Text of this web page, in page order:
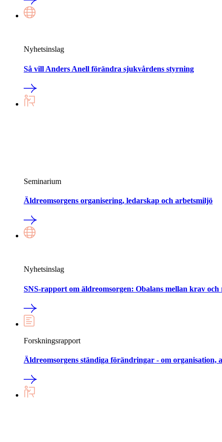
Nyhetsinslag
Så vill Anders Anell förändra sjukvårdens styrning
Seminarium
Äldreomsorgens organisering, ledarskap och arbetsmiljö
Nyhetsinslag
SNS-rapport om äldreomsorgen: Obalans mellan krav
Forskningsrapport
Äldreomsorgens ständiga förändringar - om organisation,